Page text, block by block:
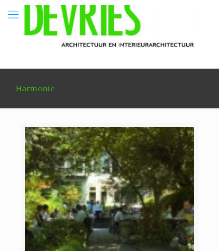
Harmonie